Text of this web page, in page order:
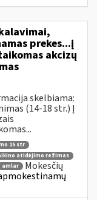
prekes...į
akcizų
skelbiama:
(14-18 str.) Į
15 str
atidėjimo režimas
amlar
Mokesčių